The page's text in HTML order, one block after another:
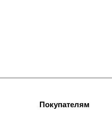
Покупателям